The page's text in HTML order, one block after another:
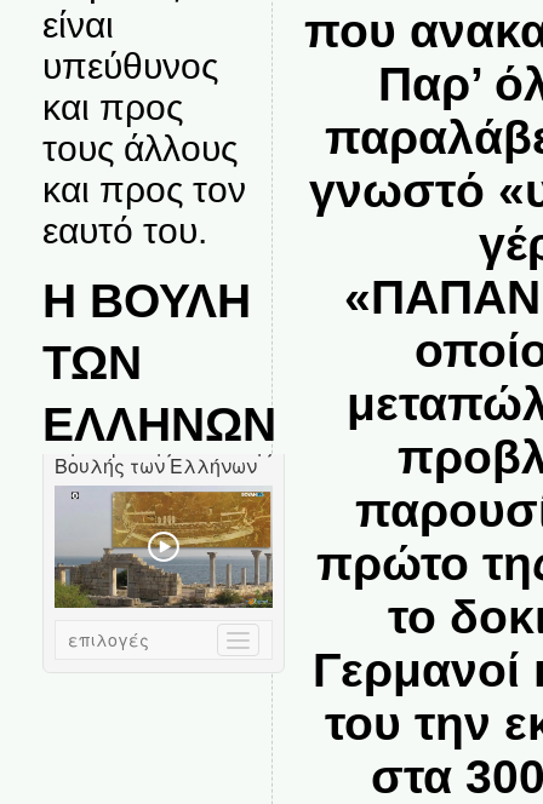
είναι
υπεύθυνος
και προς
τους άλλους
και προς τον
εαυτό του.
Η ΒΟΥΛΗ
ΤΩΝ
ΕΛΛΗΝΩΝ
που
Παρ’
γνωστό
πρώτο
το
Γερμανοί
του την
στα